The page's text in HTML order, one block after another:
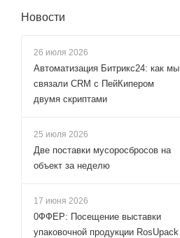
Новости
26 июля 2026
Автоматизация Битрикс24: как мы
связали CRM с ПейКипером
двумя скриптами
25 июля 2026
Две поставки мусоросбросов на
объект за неделю
17 июня 2026
0ФФЕР: Посещение выставки
упаковочной продукции RosUpack